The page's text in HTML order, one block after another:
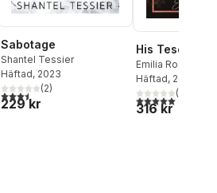
Sabotage
Shantel Tessier
Häftad, 2023
3,5utav 5 stjärnor. Totalt antal röster:
(2)
229 kr
His Tesoro
Emilia Rossi
Häftad, 2024
5,0utav 5(
316 kr